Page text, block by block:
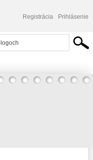
Registrácia Prihlásenie